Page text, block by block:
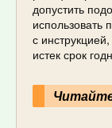
допустить
использовать
с
истек срок